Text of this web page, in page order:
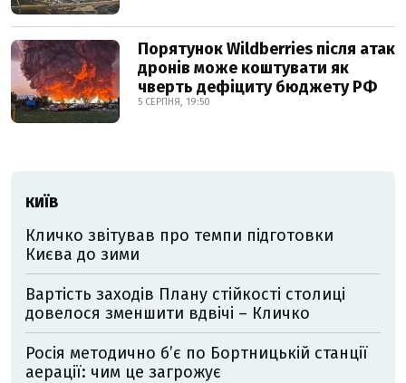
Порятунок Wildberries після атак
дронів може коштувати як
чверть дефіциту бюджету РФ
5 СЕРПНЯ, 19:50
КИЇВ
Кличко звітував про темпи підготовки
Києва до зими
Вартість заходів Плану стійкості столиці
довелося зменшити вдвічі – Кличко
Росія методично б’є по Бортницькій станції
аерації: чим це загрожує